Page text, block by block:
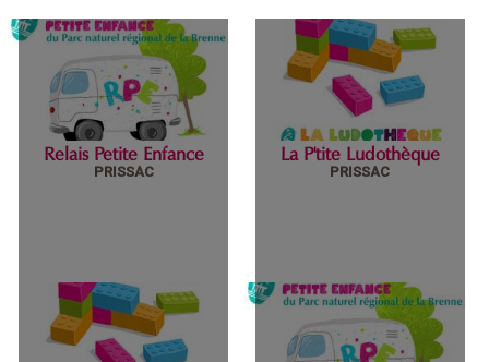
Relais Petite Enfance
PRISSAC
Relais Petite
Enfance
La P'tite Ludothèque
PRISSAC
La P'tite Ludothèque